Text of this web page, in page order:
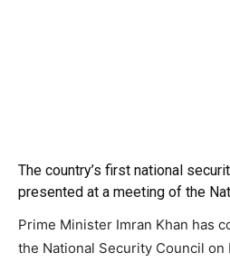
The country’s first national
presented at a meeting of the
Prime Minister Imran Khan has
the National Security Council on